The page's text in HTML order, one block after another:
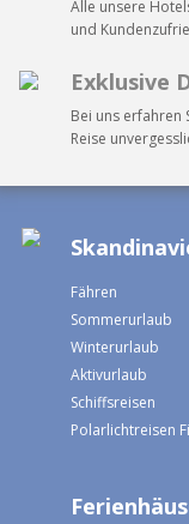
Alle unsere
und
Exklusive
Bei uns erfahren
Reise
Fähren
Sommerurlaub
Winterurlaub
Aktivurlaub
Schiffsreisen
Polarlichtreisen